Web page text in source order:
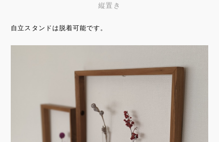
縦置き
自立スタンドは脱着可能です。